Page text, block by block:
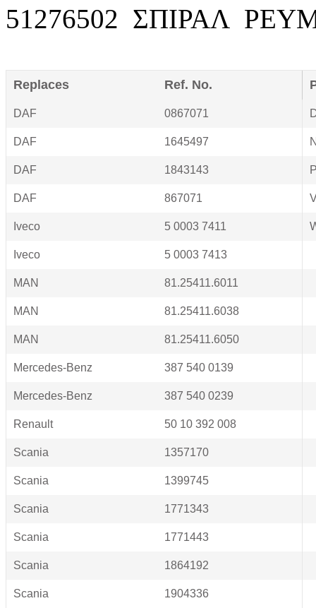
51276502 ΣΠΙΡΑΛ
Replaces Ref. No.
DAF 0867071
DAF 1645497
DAF 1843143
DAF 867071
Iveco 5 0003 7411
Iveco 5 0003 7413
MAN 81.25411.6011
MAN 81.25411.6038
MAN 81.25411.6050
Mercedes-Benz 387 540 0139
Mercedes-Benz 387 540 0239
Renault 50 10 392 008
Scania 1357170
Scania 1399745
Scania 1771343
Scania 1771443
Scania 1864192
Scania 1904336